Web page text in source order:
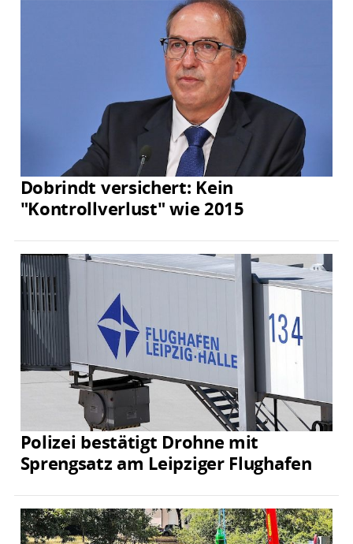
Dobrindt versichert: Kein
"Kontrollverlust" wie 2015
Polizei bestätigt Drohne mit
Sprengsatz am Leipziger Flughafen